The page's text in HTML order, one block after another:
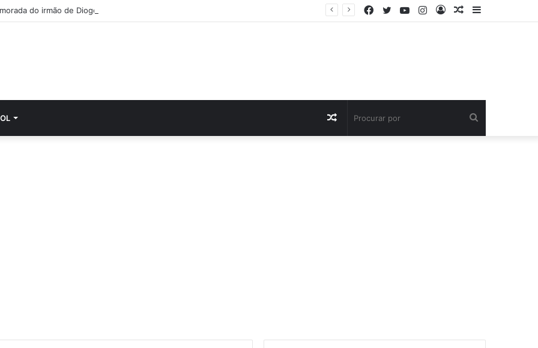
do irmão de Diogo Jota cumpre última vontade do jovem
Barra
Artigo
Entrar
Instagram
YouTube
Twitter
Facebook
Artigo